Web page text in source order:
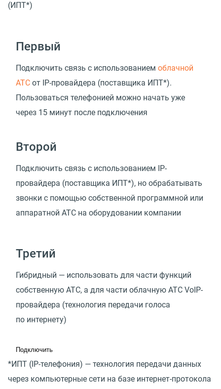
(ИПТ*)
Первый
Подключить связь с использованием облачной
АТС от IP-провайдера (поставщика ИПТ*).
Пользоваться телефонией можно начать уже
через 15 минут после подключения
Второй
Подключить связь с использованием IP-
провайдера (поставщика ИПТ*), но обрабатывать
звонки с помощью собственной программной или
аппаратной АТС на оборудовании компании
Третий
Гибридный — использовать для части функций
собственную АТС, а для части облачную АТС VoIP-
провайдера (технология передачи голоса
по интернету)
Подключить
*ИПТ ( IP-телефония) — технология передачи данных
через компьютерные сети на базе интернет-протокола